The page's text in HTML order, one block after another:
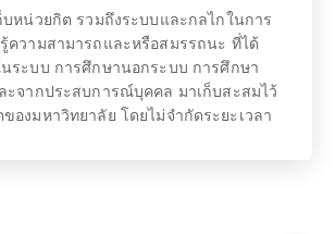
บหน่วยกิต รวมถึงระบบและกลไกในการ
ความสามารถและหรือสมรรถนะ ที่ได้
ระบบ การศึกษานอกระบบ การศึกษา
ะจากประสบการณ์บุคคล มาเก็บสะสมไว้
องมหาวิทยาลัย โดยไม่จำกัดระยะเวลา